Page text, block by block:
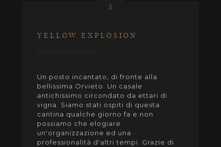
YELLOW EXPLOSION
Un posto incantato, di fronte alla
bellissima Orvieto. Un casale
antichissimo circondato da ettari di
vigna. Siamo stati ospiti di questa
cantina qualche giorno fa e non
possiamo che elogiare
un'organizzazione ed una
professionalità d'altri tempi. Grazie di
5